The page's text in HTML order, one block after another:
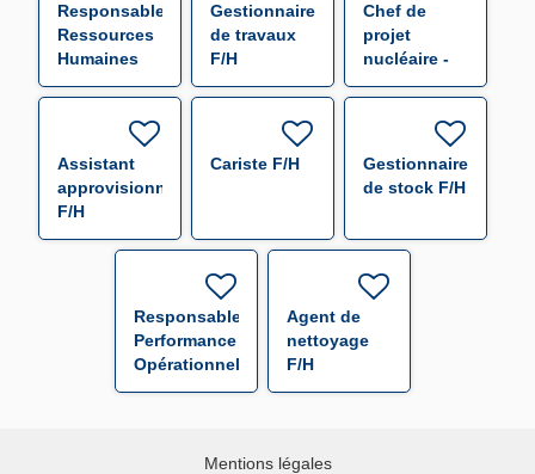
Responsable
Ressources
Humaines
F/H
Gestionnaire
de travaux
F/H
Chef de
projet
nucléaire -
f/h F/H
Assistant
approvisionneur
F/H
Cariste F/H
Gestionnaire
de stock F/H
Responsable
Performance
Opérationnelle
F/H
Agent de
nettoyage
F/H
Mentions légales